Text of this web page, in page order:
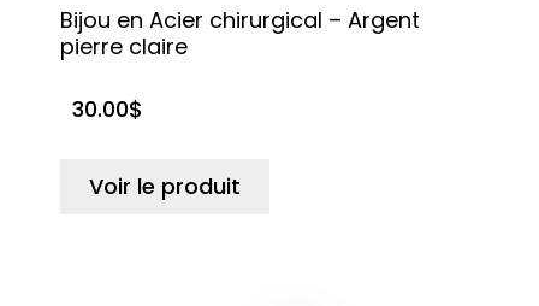
Bijou en Acier chirurgical – Argent
pierre claire
30.00$
Voir le produit